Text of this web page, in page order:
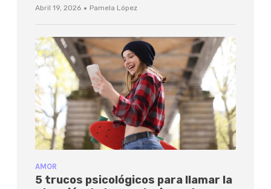
Abril 19, 2026 · Pamela López
AMOR
5 trucos psicológicos para llamar la